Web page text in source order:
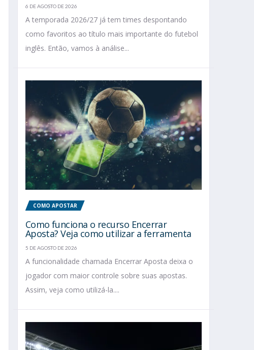
6 DE AGOSTO DE 2026
A temporada 2026/27 já tem times despontando
como favoritos ao título mais importante do futebol
inglês. Então, vamos à análise...
COMO APOSTAR
Como funciona o recurso Encerrar
Aposta? Veja como utilizar a ferramenta
5 DE AGOSTO DE 2026
A funcionalidade chamada Encerrar Aposta deixa o
jogador com maior controle sobre suas apostas.
Assim, veja como utilizá-la....